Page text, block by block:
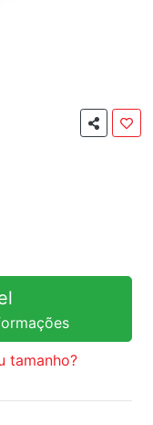
tamanho?